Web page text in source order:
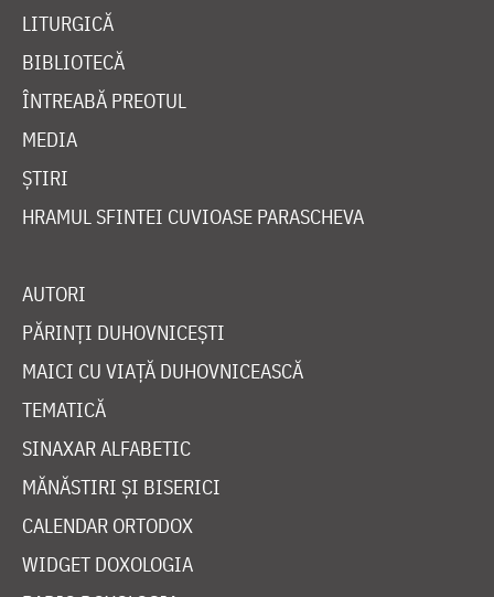
LITURGICĂ
BIBLIOTECĂ
ÎNTREABĂ PREOTUL
MEDIA
ȘTIRI
HRAMUL SFINTEI CUVIOASE PARASCHEVA
AUTORI
PĂRINȚI DUHOVNICEȘTI
MAICI CU VIAȚĂ DUHOVNICEASCĂ
TEMATICĂ
SINAXAR ALFABETIC
MĂNĂSTIRI ȘI BISERICI
CALENDAR ORTODOX
WIDGET DOXOLOGIA